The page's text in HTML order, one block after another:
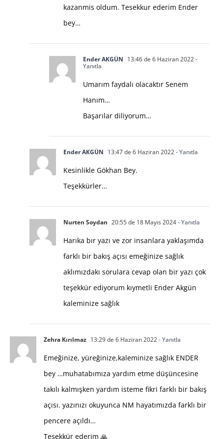
kazanmis oldum. Tesekkur ederim Ender
bey…
Ender AKGÜN 13:46 de 6 Haziran 2022-
Yanıtla
Umarım faydalı olacaktır Senem
Hanım…
Başarılar diliyorum…
Ender AKGÜN 13:47 de 6 Haziran 2022- Yanıtla
Kesinlikle Gökhan Bey.
Teşekkürler…
Nurten Soydan 20:55 de 18 Mayıs 2024- Yanıtla
Harıka bır yazı ve zor insanlara yaklaşımda
farklı bir bakış açısı emeğinize sağlık
aklımızdakı sorulara cevap olan bir yazı çok
teşekkür ediyorum kıymetli Ender Akgün
kaleminize sağlık
Zehra Kırılmaz 13:29 de 6 Haziran 2022- Yanıtla
Emeğinize, yüreğinize,kaleminize sağlık ENDER
bey …muhatabımıza yardım etme düşüncesine
takılı kalmışken yardım isteme fikri farklı bir bakış
açısı. yazınızı okuyunca NM hayatımızda farklı bir
pencere açıldı…
Teşekkür ederim 🙏